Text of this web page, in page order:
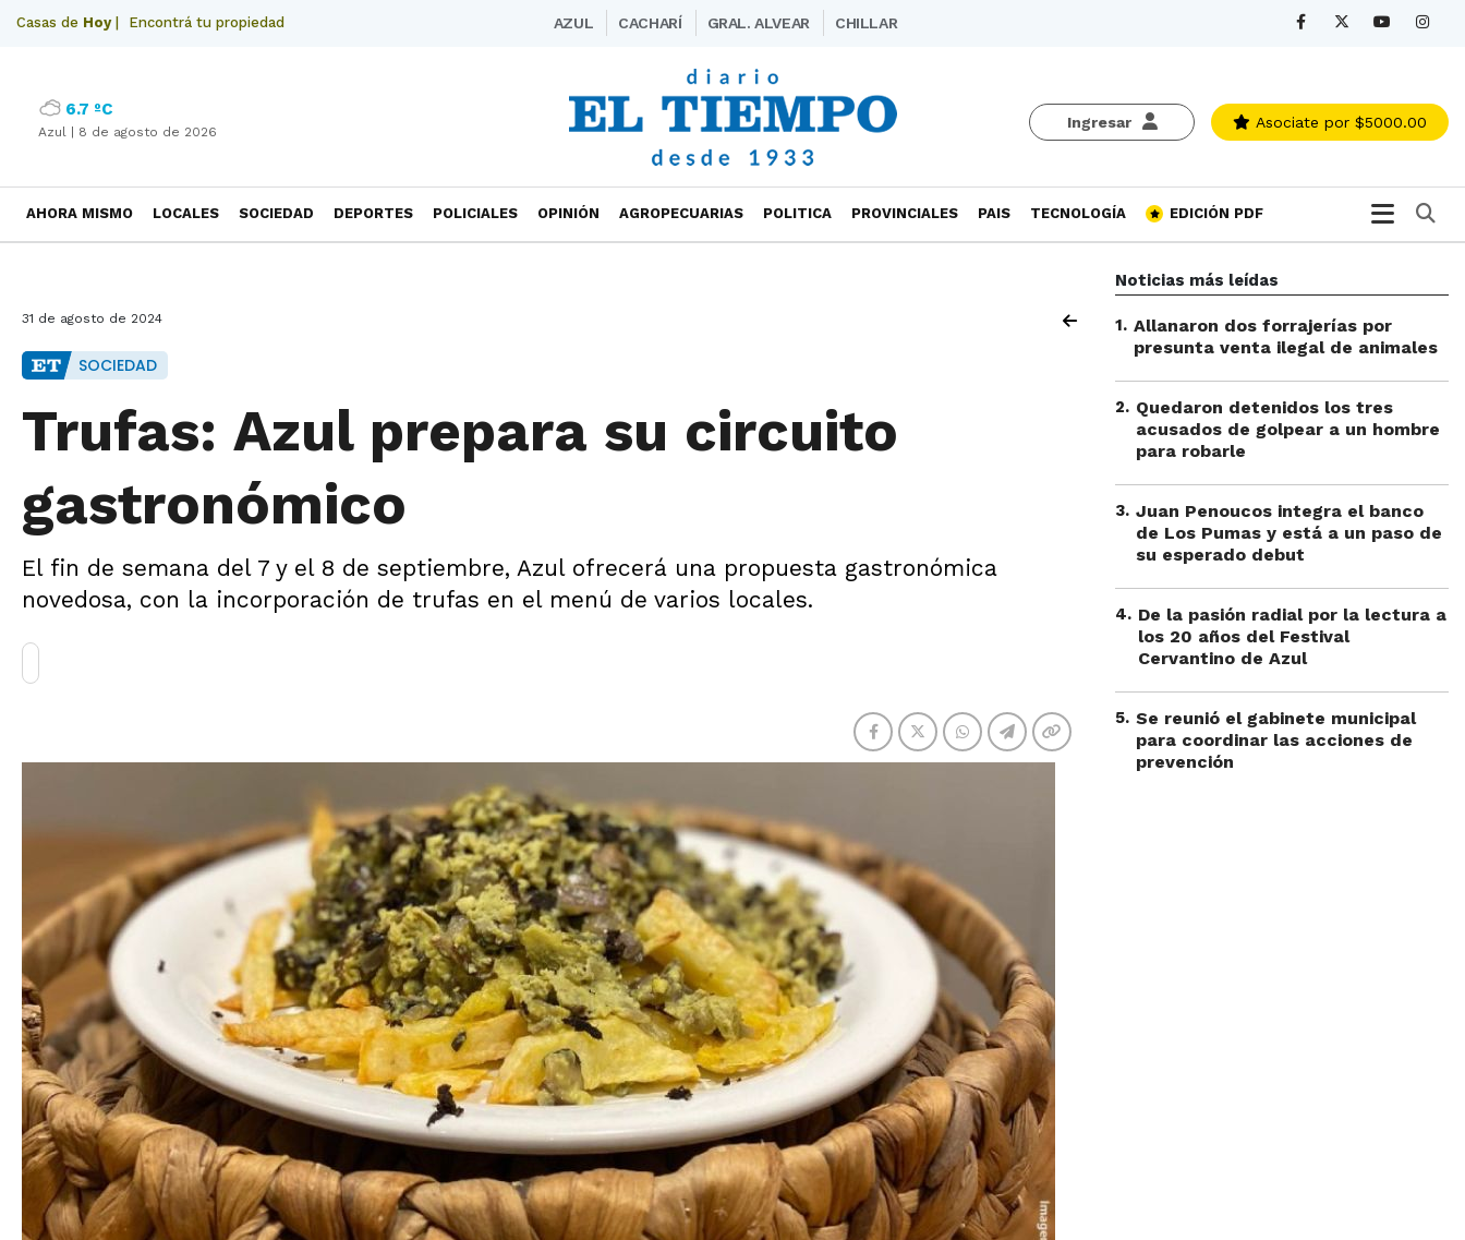
Casas de Hoy| Encontrá tu propiedad AZUL CACHARÍ GRAL. ALVEAR CHILLAR
Ingresar Asociate por $5000.00
6.7 ºC
Azul | 8 de agosto de 2026
AHORA MISMO LOCALES SOCIEDAD DEPORTES POLICIALES OPINIÓN AGROPECUARIAS POLITICA PROVINCIALES PAIS TECNOLOGÍA EDICIÓN PDF
31 de agosto de 2024
SOCIEDAD
Trufas: Azul prepara su circuito
gastronómico
El fin de semana del 7 y el 8 de septiembre, Azul ofrecerá una propuesta gastronómica
novedosa, con la incorporación de trufas en el menú de varios locales.
Noticias más leídas
1. Allanaron dos forrajerías por
presunta venta ilegal de animales
2. Quedaron detenidos los tres
acusados de golpear a un hombre
para robarle
3. Juan Penoucos integra el banco
de Los Pumas y está a un paso de
su esperado debut
4. De la pasión radial por la lectura a
los 20 años del Festival
Cervantino de Azul
5. Se reunió el gabinete municipal
para coordinar las acciones de
prevención